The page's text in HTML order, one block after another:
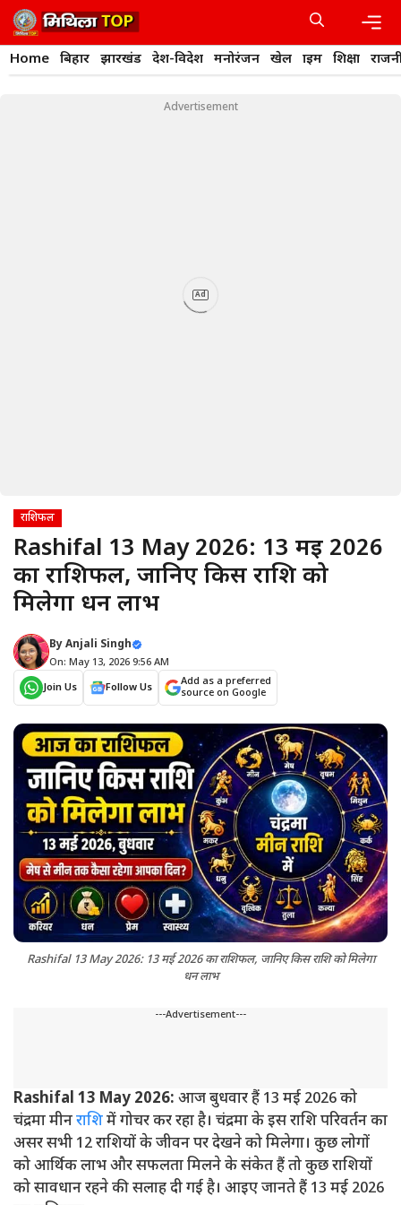
Skip
to
content
Home बिहार झारखंड देश-विदेश मनोरंजन खेल क्राइम शिक्षा
Advertisement
Ad
राशिफल
Rashifal 13 May 2026: 13 मई 2026
का राशिफल, जानिए किस राशि को
मिलेगा धन लाभ
ByAnjali Singh
On: May 13, 2026 9:56 AM
Join Us
Follow Us
Add as a preferred
source on Google
Rashifal 13 May 2026: 13 मई 2026 का राशिफल, जानिए किस राशि को मिलेगा
धन लाभ
---Advertisement---
Rashifal 13 May 2026: आज बुधवार हैं 13 मई 2026 को
चंद्रमा मीनराशिमें गोचर कर रहा है। चंद्रमा के इस राशि परिवर्तन का
असर सभी 12 राशियों के जीवन पर देखने को मिलेगा। कुछ लोगों
को आर्थिक लाभ और सफलता मिलने के संकेत हैं तो कुछ राशियों
को सावधान रहने की सलाह दी गई है। आइए जानते हैं 13 मई 2026